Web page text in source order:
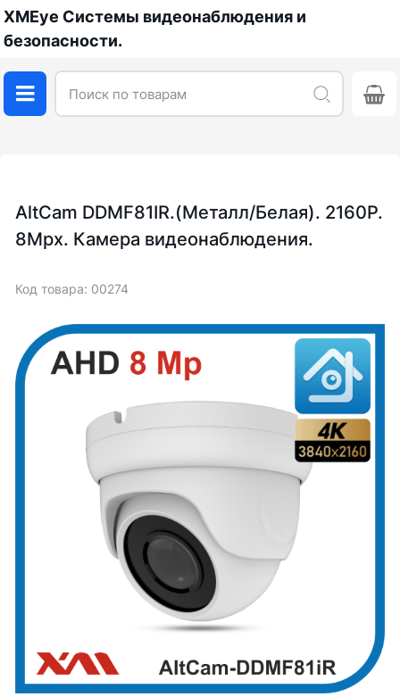
XMEye Системы видеонаблюдения и
безопасности.
AltCam DDMF81IR.(Металл/Белая). 2160P.
8Mpx. Камера видеонаблюдения.
Код товара: 00274